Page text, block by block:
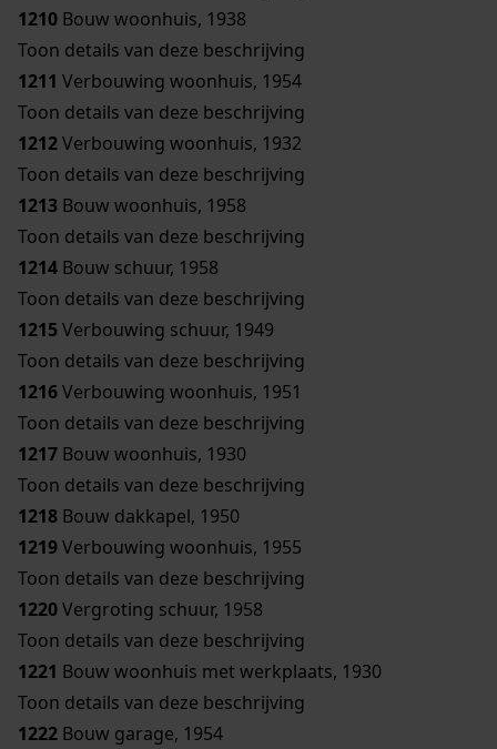
1210 Bouw woonhuis, 1938
Toon details van deze beschrijving
1211 Verbouwing woonhuis, 1954
Toon details van deze beschrijving
1212Verbouwing woonhuis, 1932
Toon details van deze beschrijving
1213 Bouw woonhuis, 1958
Toon details van deze beschrijving
1214 Bouw schuur, 1958
Toon details van deze beschrijving
1215Verbouwing schuur, 1949
Toon details van deze beschrijving
1216Verbouwing woonhuis, 1951
Toon details van deze beschrijving
1217 Bouw woonhuis, 1930
Toon details van deze beschrijving
1218 Bouw dakkapel, 1950
1219Verbouwing woonhuis, 1955
Toon details van deze beschrijving
1220Vergroting schuur, 1958
Toon details van deze beschrijving
1221 Bouw woonhuis met werkplaats, 1930
Toon details van deze beschrijving
1222 Bouw garage, 1954